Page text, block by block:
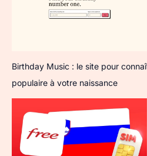
Birthday Music : le site pour
populaire à votre naissance